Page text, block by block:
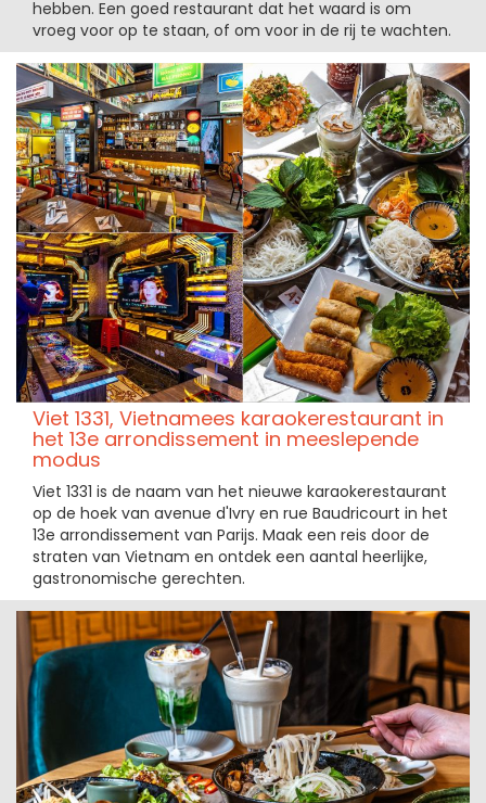
hebben. Een goed restaurant dat het waard is om
vroeg voor op te staan, of om voor in de rij te wachten.
Viet 1331, Vietnamees karaokerestaurant in
het 13e arrondissement in meeslepende
modus
Viet 1331 is de naam van het nieuwe karaokerestaurant
op de hoek van avenue d'Ivry en rue Baudricourt in het
13e arrondissement van Parijs. Maak een reis door de
straten van Vietnam en ontdek een aantal heerlijke,
gastronomische gerechten.